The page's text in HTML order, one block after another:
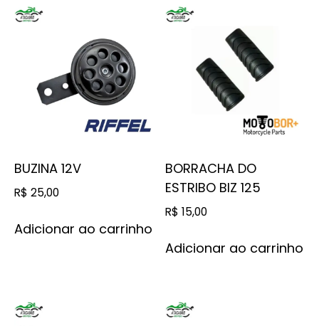
BUZINA 12V
R$ 25,00
Adicionar ao carrinho
BORRACHA DO
ESTRIBO BIZ 125
R$ 15,00
Adicionar ao carrinho